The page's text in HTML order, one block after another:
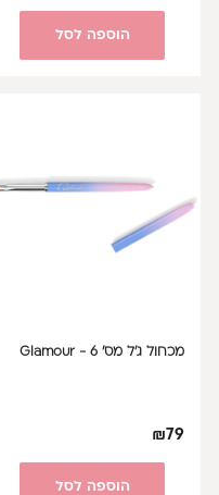
הוספה לסל
מכחול ג'ל מס' 6 - Glamour
₪79
הוספה לסל